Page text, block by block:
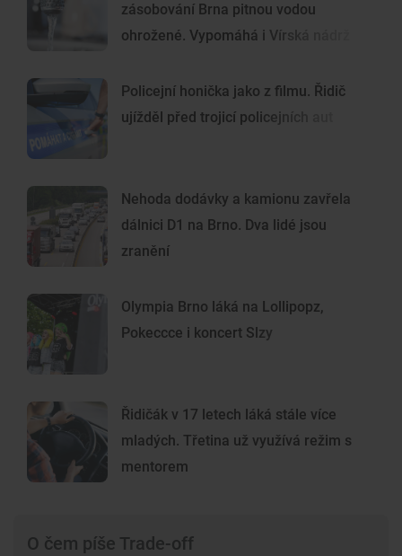
zásobování Brna pitnou vodou
ohrožené. Vypomáhá i Vírská nádrž
Policejní honička jako z filmu. Řidič
ujížděl před trojicí policejních aut
Nehoda dodávky a kamionu zavřela
dálnici D1 na Brno. Dva lidé jsou
zranění
Olympia Brno láká na Lollipopz,
Pokeccce i koncert Slzy
Řidičák v 17 letech láká stále více
mladých. Třetina už využívá režim s
mentorem
O čem píše Trade-off